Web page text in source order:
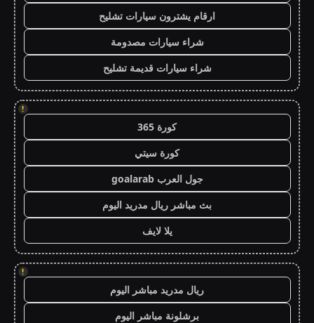
ارقام يشترون سيارات تشليح
شراء سيارات مصدومة
شراء سيارات قديمة تشليح
!
كورة 365
كورة سيتي
جول العرب goalarab
بث مباشر ريال مدريد اليوم
يلا لايف
!
ريال مدريد مباشر اليوم
برشلونة مباشر اليوم